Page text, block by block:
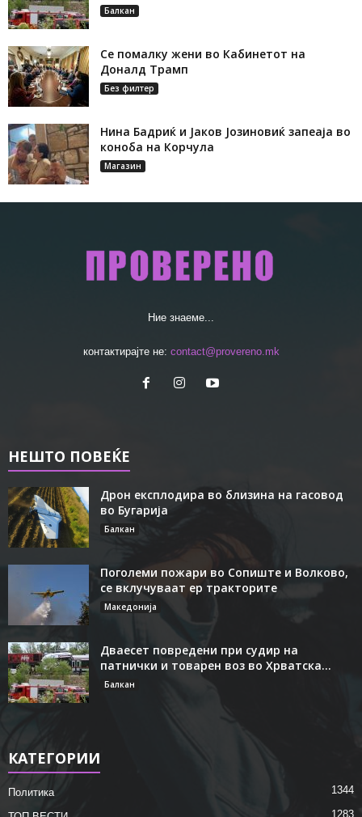
Балкан
Се помалку жени во Кабинетот на
Доналд Трамп
Без филтер
Нина Бадриќ и Јаков Јозиновиќ запеаја во
коноба на Корчула
Магазин
Ние знаеме...
контактирајте не: contact@provereno.mk
НЕШТО ПОВЕЌЕ
Дрон експлодира во близина на гасовод
во Бугарија
Балкан
Поголеми пожари во Сопиште и Волково,
се вклучуваат ер тракторите
Македонија
Дваесет повредени при судир на
патнички и товарен воз во Хрватска...
Балкан
КАТЕГОРИИ
Политика 1344
1283